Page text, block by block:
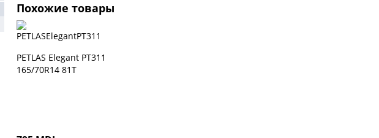
Похожие товары
PETLAS Elegant PT311
165/70R14 81T